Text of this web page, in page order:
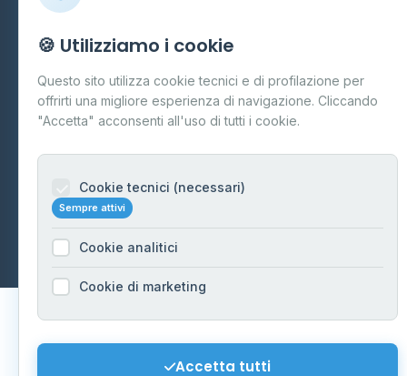
Mappa del sito
Contattaci
info@distributori-gpl.it
© 2026 - Distributori di GPL -AF Project Software Agency
Carpi
Dati forniti daMinistero delle Imprese e del Made in Italy
🍪 Utilizziamo i cookie
Questo sito utilizza cookie tecnici e di profilazione per
offrirti una migliore esperienza di navigazione. Cliccando
"Accetta" acconsenti all'uso di tutti i cookie.
Cookie tecnici (necessari)
Sempre attivi
Cookie analitici
Cookie di marketing
Accetta tutti